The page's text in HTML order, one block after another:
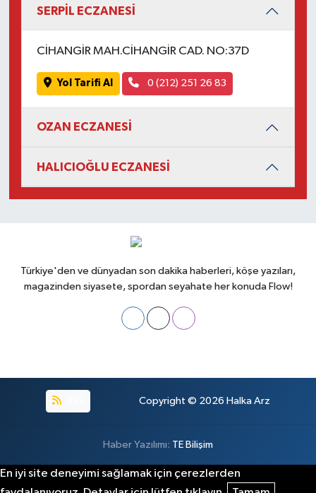
SERPİL ECZANESİ
CİHANGİR MAH.CİHANGİR CAD. NO:37D
Yol Tarifi Al 0 (212) 251 26 83
OZAN ECZANESİ
HALICIOĞLU ECZANESİ
Türkiye'den ve dünyadan son dakika haberleri, köşe yazıları,
magazinden siyasete, spordan seyahate her konuda Flow!
Copyright © 2026 Halka Arz
Haber Yazılımı: TE Bilişim
En iyi site deneyimi sağlamak için çerezlerden